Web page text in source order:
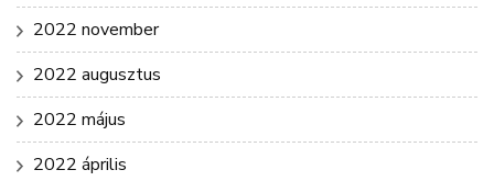
2022 november
2022 augusztus
2022 május
2022 április